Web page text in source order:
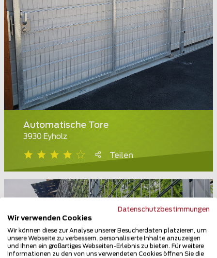
Automatische Tore
3930 Eyholz
Teilen
Datenschutzbestimmungen
Wir verwenden Cookies
Wir können diese zur Analyse unserer Besucherdaten platzieren, um
unsere Webseite zu verbessern, personalisierte Inhalte anzuzeigen
und Ihnen ein großartiges Webseiten-Erlebnis zu bieten. Für weitere
Informationen zu den von uns verwendeten Cookies öffnen Sie die